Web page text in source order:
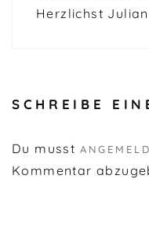
Herzlichst
SCHREIBE
Du musst
Kommentar